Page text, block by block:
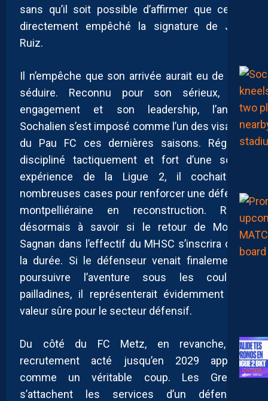
sans qu’il soit possible d’affirmer que cela a
directement empêché la signature de Jean
Ruiz.
Il n’empêche que son arrivée aurait eu de quoi
séduire. Reconnu pour son sérieux, son
engagement et son leadership, l’ancien
Sochalien s’est imposé comme l’un des visages
du Pau FC ces dernières saisons. Régulier,
discipliné tactiquement et fort d’une solide
expérience de la Ligue 2, il cochait de
nombreuses cases pour renforcer une défense
montpelliéraine en reconstruction. Reste
désormais à savoir si le retour de Modibo
Sagnan dans l’effectif du MHSC s’inscrira dans
la durée. Si le défenseur venait finalement à
poursuivre l’aventure sous les couleurs
pailladines, il représenterait évidemment une
valeur sûre pour le secteur défensif.
Du côté du FC Metz, en revanche, ce
recrutement acté jusqu’en 2029 apparaît
comme un véritable coup. Les Grenats
s’attachent les services d’un défenseur